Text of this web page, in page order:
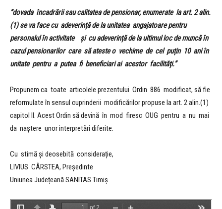
”dovada încadrării sau calitatea de pensionar, enumerate la art. 2 alin.
(1) se va facecu adeverință de la unitatea angajatoare pentru
personalul în activitate și cu adeverință de la ultimul loc de muncă în
cazul pensionarilor care să ateste o vechime de cel puțin 10 ani în
unitate pentru a putea fi beneficiari ai acestor facilități.”
Propunem ca toate articolele prezentului Ordin 886 modificat, să fie
reformulate în sensul cuprinderii modificărilor propuse la art. 2 alin.(1)
capitol II. Acest Ordin să devină în mod firesc OUG pentru a nu mai
da naștere unor interpretări diferite.
Cu stimă și deosebită considerație,
LIVIUS CÂRSTEA, Președinte
Uniunea Județeană SANITAS Timiș